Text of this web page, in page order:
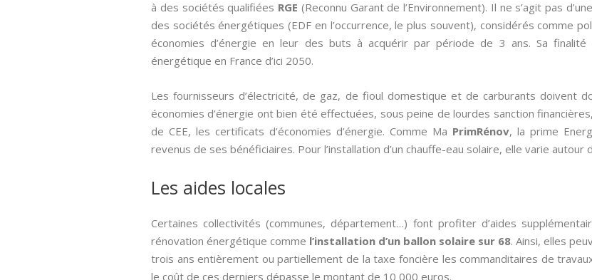
à des sociétés qualifiées RGE (Reconnu Garant de l’Environnement). Il ne s’agit pas
des sociétés énergétiques (EDF en l’occurrence, le plus souvent), considérés comme
économies d’énergie en leur des buts à acquérir par période de 3 ans. Sa
énergétique en France d’ici 2050.
Les fournisseurs d’électricité, de gaz, de fioul domestique et de carburants doivent
économies d’énergie ont bien été effectuées, sous peine de lourdes sanction
de CEE, les certificats d’économies d’énergie. Comme Ma PrimRénov, la prime
revenus de ses bénéficiaires. Pour l’installation d’un chauffe-eau solaire, elle varie autour
Les aides locales
Certaines collectivités (communes, département…) font profiter d’aides
rénovation énergétique comme l’installation d’un ballon solaire sur 68. Ainsi, elles
trois ans entièrement ou partiellement de la taxe foncière les commanditaires de
le coût de ces derniers dépasse le montant de 10 000 euros.